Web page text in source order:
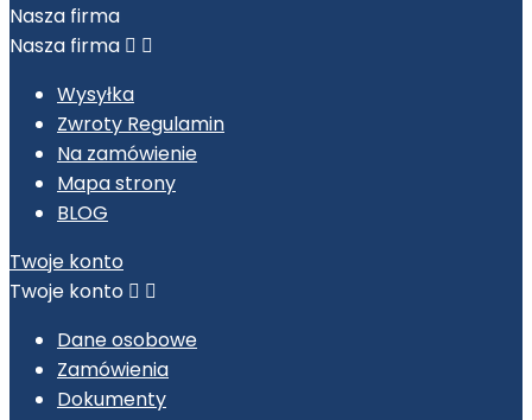
Nasza firma
Nasza firma  
Wysyłka
Zwroty Regulamin
Na zamówienie
Mapa strony
BLOG
Twoje konto
Twoje konto  
Dane osobowe
Zamówienia
Dokumenty